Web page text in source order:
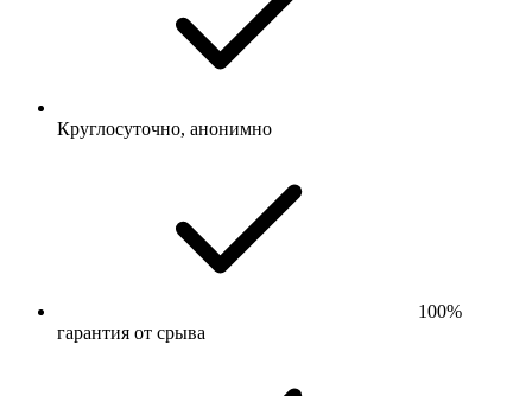
Круглосуточно, анонимно
100%
гарантия от срыва